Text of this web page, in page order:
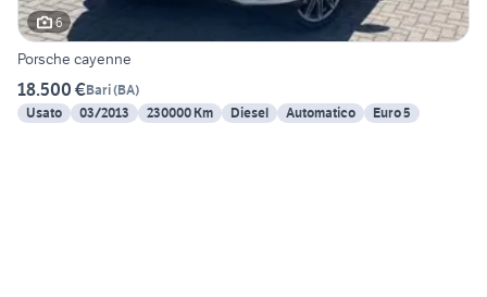
6
Porsche cayenne
18.500 €Bari(BA)
Usato
03/2013 230000 Km Diesel Automatico Euro 5